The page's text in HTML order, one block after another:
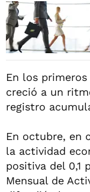
En los
creció a un
registro
En octubre, en
la actividad
positiva del 0,1
Mensual de